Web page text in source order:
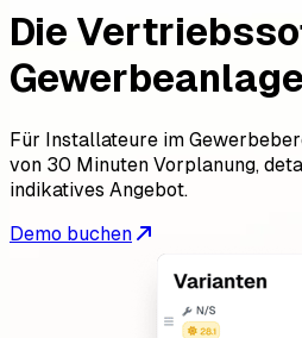
Die
Für Installateure im
von 30 Minuten Vorplanung,
indikatives Angebot.
Demo buchen